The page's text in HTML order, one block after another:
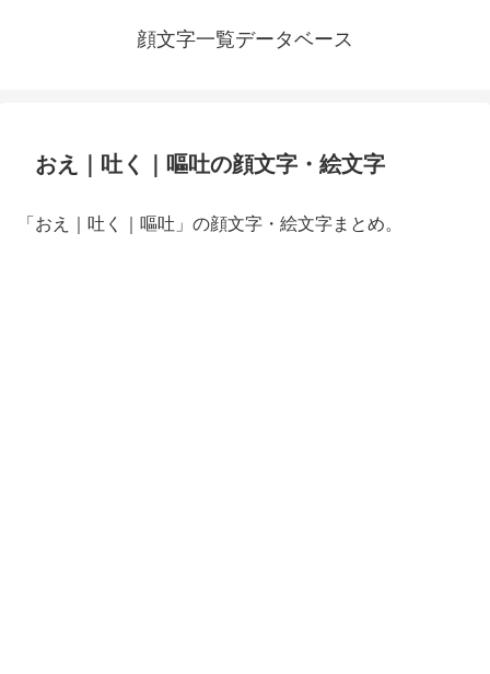
顔文字一覧データベース
おえ｜吐く｜嘔吐の顔文字・絵文字
「おえ｜吐く｜嘔吐」の顔文字・絵文字まとめ。